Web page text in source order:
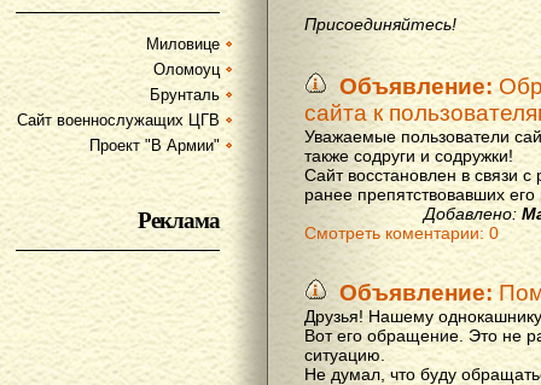
Миловице
Оломоуц
Брунталь
Сайт военнослужащих ЦГВ
Проект "В Армии"
Реклама
Присоединяйтесь!
Объявление:
сайта к
Уважаемые пользователи
также содруги и содружки!
Сайт восстановлен в связи
ранее препятствовавших
Добавлено:
Смотреть коментарии: 0
Объявление:
Друзья! Нашему
Вот его обращение. Это не
ситуацию.
Не думал, что буду